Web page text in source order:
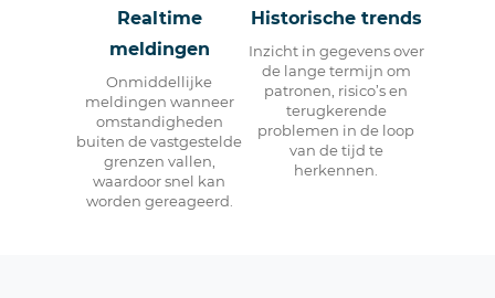
Realtime
meldingen
Onmiddellijke
meldingen wanneer
omstandigheden
buiten de vastgestelde
grenzen vallen,
waardoor snel kan
worden gereageerd.
Historische trends
Inzicht in gegevens over
de lange termijn om
patronen, risico’s en
terugkerende
problemen in de loop
van de tijd te
herkennen.